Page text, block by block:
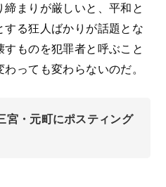
まりが厳しいと、平和と
る狂人ばかりが話題とな
ものを犯罪者と呼ぶこと
っても変わらないのだ。
宮・元町にポスティング